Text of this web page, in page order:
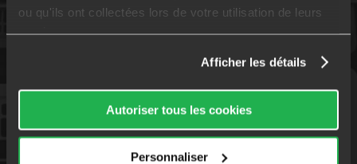
ou qu'ils ont collectées lors de votre utilisation de leurs
services.
Afficher les détails
Autoriser tous les cookies
Personnaliser
Je donne mon consentement *
En soumettant ce formulaire, j'accepte que les
informations saisies soient exploitées dans le cadre ma